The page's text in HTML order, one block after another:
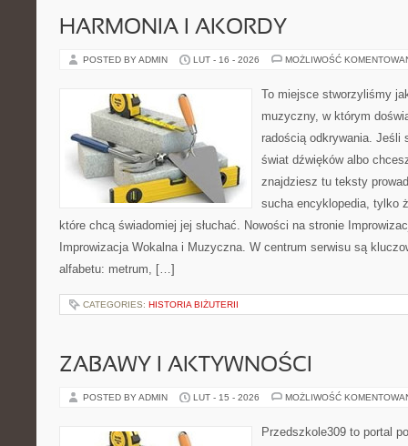
HARMONIA I AKORDY
POSTED BY ADMIN LUT - 16 - 2026 MOŻLIWOŚĆ
To miejsce stworzyliśmy
muzyczny, w którym
radością odkrywania. Jeśli
świat dźwięków albo
znajdziesz tu teksty
sucha encyklopedia, tylko
które chcą świadomiej jej słuchać. Nowości na stronie
Improwizacja Wokalna i Muzyczna. W centrum serwisu są
alfabetu: metrum, […]
CATEGORIES: HISTORIA BIŻUTERII
ZABAWY I AKTYWNOŚCI
POSTED BY ADMIN LUT - 15 - 2026 MOŻLIWOŚĆ
Przedszkole309 to portal